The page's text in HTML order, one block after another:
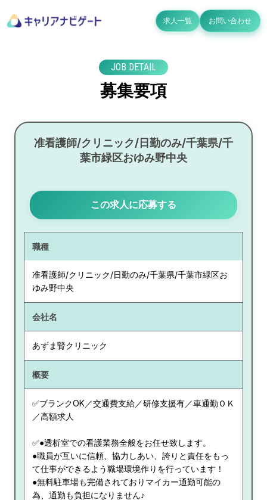
求人一覧 お問い合わせ
JOB DETAIL
募集要項
准看護師/クリニック/日勤のみ/千葉県/千
葉市緑区おゆみ野中央
この求人に応募する
職種
准看護師/クリニック/日勤のみ/千葉県/千葉市緑区お
ゆみ野中央
会社名
あずま腎クリニック
概要
✅ブランクOK／交通費支給／研修支援有／車通勤ＯＫ
／高額求人
✅●透析室での看護業務全般をお任せ致します。
●職員が互いに信頼、協力しあい、誇りと責任をもっ
て仕事ができるよう職場環境作りを行っています！
●無料駐車場も完備されておりマイカー通勤可能の
為、通勤も負担になりません♪